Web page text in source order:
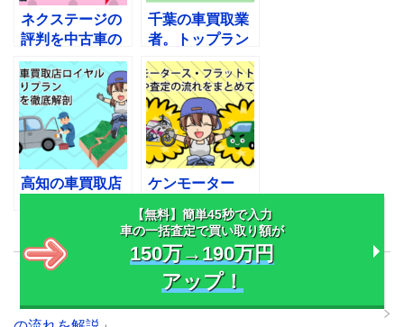
ネクステージの
評判を中古車の
見積もり査定を
して確かめてみ
た
千葉の車買取業
者。トップラン
クの見積もり料
金と口コミとは
高知の車買取店
もりプランや口
コミを徹底解剖
ケンモーター
ス・フラットト
ップの評判や査
定の流れをまと
めてみた
【無料】簡単45秒で入力
車の一括査定で買い取り額が
150万→190万円
アップ！